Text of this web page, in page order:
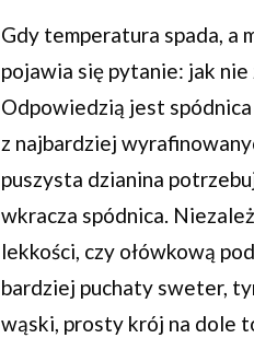
Gdy temperatura spada, a
pojawia się pytanie: jak
Odpowiedzią jest
z najbardziej
puszysta dzianina
wkracza spódnica.
lekkości, czy ołówkową
bardziej puchaty sweter,
wąski, prosty krój na dole